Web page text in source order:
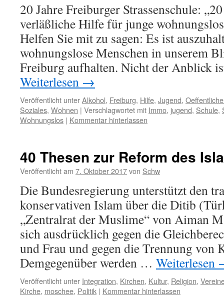
20 Jahre Freiburger Strassenschule:
verläßliche Hilfe für junge
Helfen Sie mit zu sagen: Es ist
wohnungslose Menschen in unserem
Freiburg aufhalten. Nicht der Anblick
Weiterlesen →
Veröffentlicht unterAlkohol, Freiburg, Hilfe, Jugend,
Soziales, Wohnen | Verschlagwortet mit Immo, jugend, Schule,
Wohnungslos | Kommentar hinterlassen
40 Thesen zur Reform des
Veröffentlicht am 7. Oktober 2017von Schw
Die Bundesregierung unterstützt den
konservativen Islam über die Ditib
„Zentralrat der Muslime“ von Aiman
sich ausdrücklich gegen die
und Frau und gegen die Trennung von
Demgegenüber werden … Weiterlesen
Veröffentlicht unter Integration, Kirchen, Kultur, Religion,
Kirche, moschee, Politik | Kommentar hinterlassen